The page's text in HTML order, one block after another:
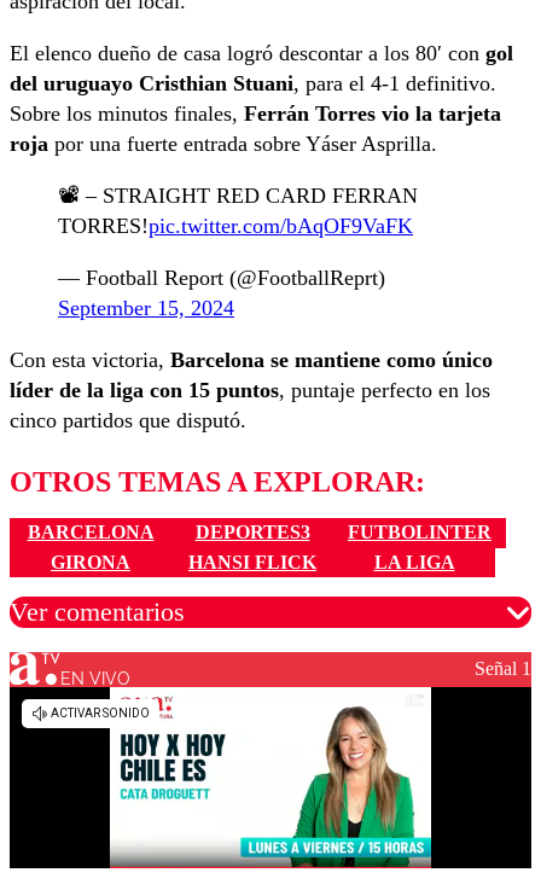
El elenco dueño de casa logró descontar a los 80′ con gol
del uruguayo Cristhian Stuani, para el 4-1 definitivo.
Sobre los minutos finales, Ferrán Torres vio la tarjeta
roja por una fuerte entrada sobre Yáser Asprilla.
📽️ – STRAIGHT RED CARD FERRAN
TORRES!pic.twitter.com/bAqOF9VaFK
— Football Report (@FootballReprt)
September 15, 2024
Con esta victoria, Barcelona se mantiene como único
líder de la liga con 15 puntos, puntaje perfecto en los
cinco partidos que disputó.
OTROS TEMAS A EXPLORAR:
BARCELONA DEPORTES3
FUTBOLINTER
GIRONA
HANSI FLICK LA LIGA
Ver comentarios
Los comentarios son moderados para garantizar un
diálogo respetuoso.
EN VIVO Señal 1